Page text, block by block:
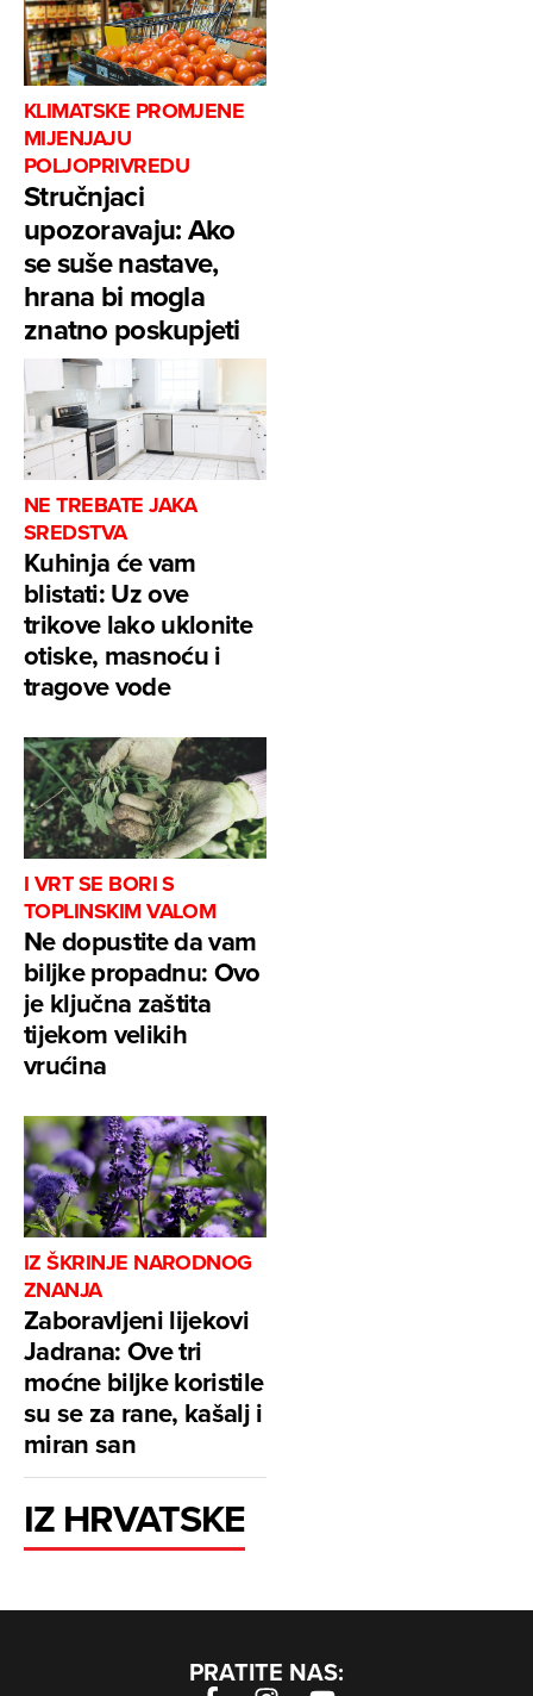
KLIMATSKE PROMJENE
MIJENJAJU
POLJOPRIVREDU
Stručnjaci
upozoravaju: Ako
se suše nastave,
hrana bi mogla
znatno poskupjeti
NE TREBATE JAKA
SREDSTVA
Kuhinja će vam
blistati: Uz ove
trikove lako uklonite
otiske, masnoću i
tragove vode
I VRT SE BORI S
TOPLINSKIM VALOM
Ne dopustite da vam
biljke propadnu: Ovo
je ključna zaštita
tijekom velikih
vrućina
IZ ŠKRINJE NARODNOG
ZNANJA
Zaboravljeni lijekovi
Jadrana: Ove tri
moćne biljke koristile
su se za rane, kašalj i
miran san
IZ HRVATSKE
PRATITE NAS: